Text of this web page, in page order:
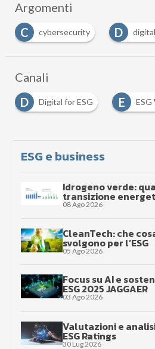
Argomenti
D
digital transformation I
Canali
D
Digital for ESG E ESG
ESG e business
Idrogeno verde:
transizione
08 Ago 2026
CleanTech: che
svolgono per l’ESG
05 Ago 2026
Focus su AI e
ESG 2025 JAGGAER
03 Ago 2026
Valutazioni e
ESG Ratings
30 Lug 2026